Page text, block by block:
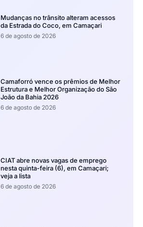
Mudanças no trânsito alteram acessos
da Estrada do Coco, em Camaçari
6 de agosto de 2026
Camaforró vence os prêmios de Melhor
Estrutura e Melhor Organização do São
João da Bahia 2026
6 de agosto de 2026
CIAT abre novas vagas de emprego
nesta quinta-feira (6), em Camaçari;
veja a lista
6 de agosto de 2026